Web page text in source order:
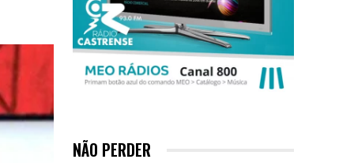
NÃO PERDER